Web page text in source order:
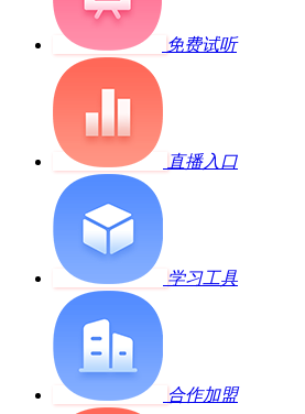
免费试听
直播入口
学习工具
合作加盟